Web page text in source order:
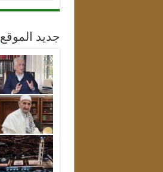
جديد الموقع